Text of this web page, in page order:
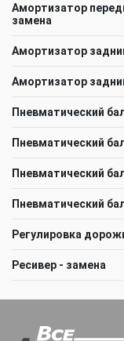
Амортизатор
замена
Амортизатор
Амортизатор
Пневматический
Пневматический
Пневматический
Пневматический
Регулировка
Ресивер - замена